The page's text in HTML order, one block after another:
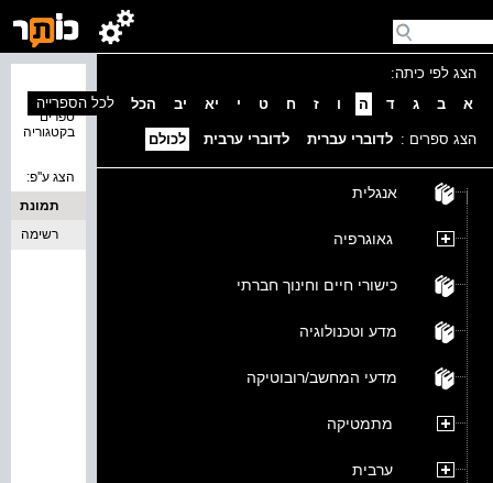
הצג לפי כיתה:
א
ב ג ד ה ו ז ח ט י יא יב הכל
הצג ספרים : לדוברי עברית לדוברי ערבית לכולם
אנגלית
גאוגרפיה
כישורי חיים וחינוך חברתי
מדע וטכנולוגיה
מדעי המחשב/רובוטיקה
מתמטיקה
ערבית
ספרים
בקטגוריה
לכל הספרייה
הצג ע''פ:
תמונת
כריכה
רשימה